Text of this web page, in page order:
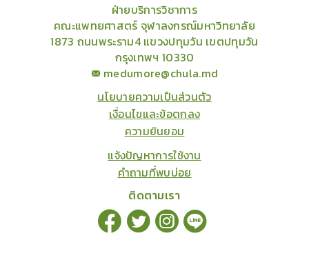
ฝ่ายบริการวิชาการ
คณะแพทยศาสตร์ จุฬาลงกรณ์มหาวิทยาลัย
1873 ถนนพระราม4 แขวงปทุมวัน เขตปทุมวัน
กรุงเทพฯ 10330
medumore@chula.md
นโยบายความเป็นส่วนตัว
เงื่อนไขและข้อตกลง
ความยินยอม
แจ้งปัญหาการใช้งาน
คำถามที่พบบ่อย
ติดตามเรา